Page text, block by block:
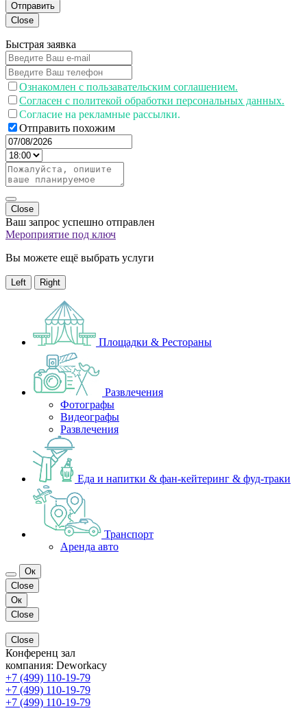
Отправить
Close
Быстрая заявка
Ознакомлен с пользавательским соглашением.
Согласен с политекой обработки персональных данных.
Согласие на рекламные рассылки.
Отправить похожим
Close
Ваш запрос успешно отправлен
Мероприятие под ключ
Вы можете ещё выбрать услуги
Left Right
Площадки & Рестораны
Развлечения
Фотографы
Видеографы
Развлечения
Еда и напитки & фан-кейтеринг & фуд-траки
Транспорт
Аренда авто
Ок
Close
Ок
Close
Close
Конференц зал
компания: Deworkacy
+7 (499) 110-19-79
+7 (499) 110-19-79
+7 (499) 110-19-79